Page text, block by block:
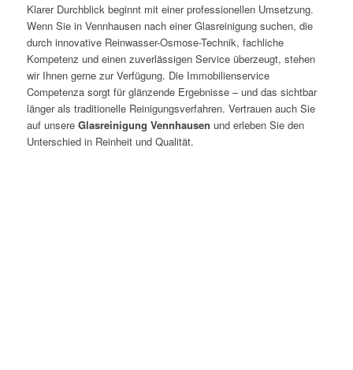
Klarer Durchblick beginnt mit einer professionellen Umsetzung.
Wenn Sie in Vennhausen nach einer Glasreinigung suchen, die
durch innovative Reinwasser-Osmose-Technik, fachliche
Kompetenz und einen zuverlässigen Service überzeugt, stehen
wir Ihnen gerne zur Verfügung. Die Immobilienservice
Competenza sorgt für glänzende Ergebnisse – und das sichtbar
länger als traditionelle Reinigungsverfahren. Vertrauen auch Sie
auf unsere Glasreinigung Vennhausen und erleben Sie den
Unterschied in Reinheit und Qualität.